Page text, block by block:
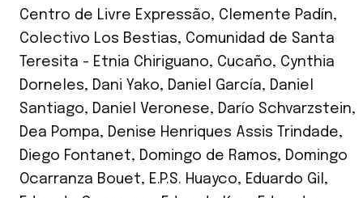
Centro de Livre Expressão, Clemente Padín,
Colectivo Los Bestias, Comunidad de Santa
Teresita - Etnia Chiriguano, Cucaño, Cynthia
Dorneles, Dani Yako, Daniel García, Daniel
Santiago, Daniel Veronese, Darío Schvarzstein,
Dea Pompa, Denise Henriques Assis Trindade,
Diego Fontanet, Domingo de Ramos, Domingo
Ocarranza Bouet, E.P.S. Huayco, Eduardo Gil ,